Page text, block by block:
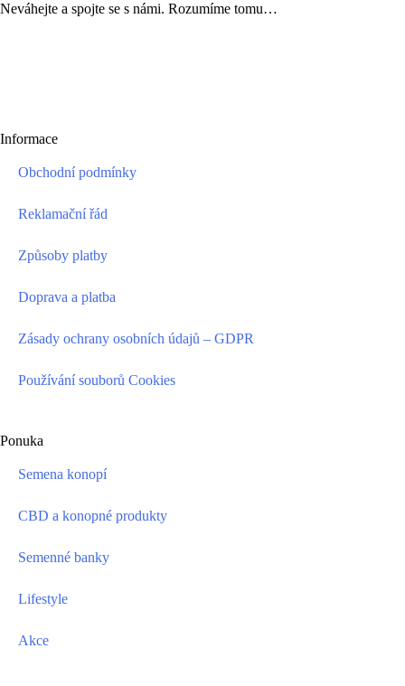
Neváhejte a spojte se s námi. Rozumíme tomu…
Informace
Obchodní podmínky
Reklamační řád
Způsoby platby
Doprava a platba
Zásady ochrany osobních údajů – GDPR
Používání souborů Cookies
Ponuka
Semena konopí
CBD a konopné produkty
Semenné banky
Lifestyle
Akce